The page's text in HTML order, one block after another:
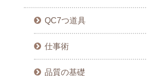
QC7つ道具
仕事術
品質の基礎